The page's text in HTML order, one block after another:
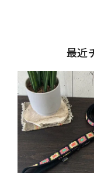
最近